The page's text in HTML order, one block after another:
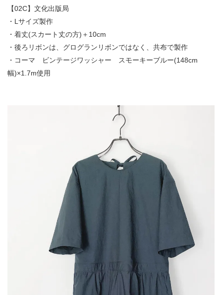
【02C】文化出版局
・Lサイズ製作
・着丈(スカート丈の方)＋10cm
・後ろリボンは、グログランリボンではなく、共布で製作
・コーマ ビンテージワッシャー スモーキーブルー(148cm
幅)×1.7m使用